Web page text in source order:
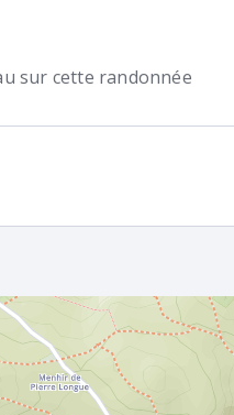
sur cette randonnée